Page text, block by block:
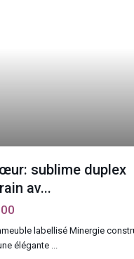
sublime duplex
av...
labellisé Minergie
élégante ...